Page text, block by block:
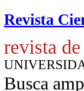
Revista
revista
Busca